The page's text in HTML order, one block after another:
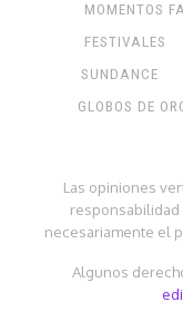
MOMENTOS
FESTIVALES
SUNDANCE
GLOBOS DE
Las opiniones
necesariamente el
Algunos